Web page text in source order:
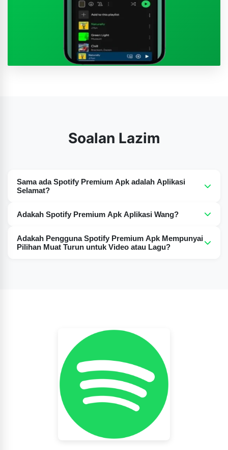
Soalan Lazim
Sama ada Spotify Premium Apk adalah Aplikasi
Selamat?
dan bebas daripada virus atau perisian hasad.
Adakah Spotify Premium Apk Aplikasi Wang?
digunakan, memberikan anda pengalaman premium
Adakah Pengguna Spotify Premium Apk Mempunyai
Pilihan Muat Turun untuk Video atau Lagu?